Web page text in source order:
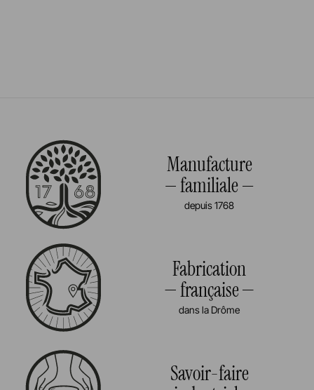
Manufacture
familiale
depuis 1768
Fabrication
française
dans la Drôme
Savoir-faire